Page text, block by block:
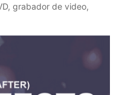
grabador de video,